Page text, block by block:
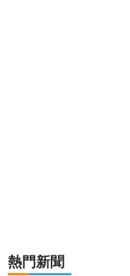
熱門新聞